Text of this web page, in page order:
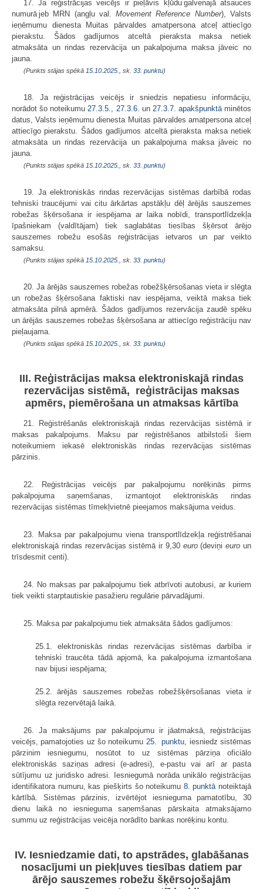
17. Ja reģistrācijas veicējs ir pieļāvis kļūdu galvenajā atsauces
numurā jeb MRN (angļu val.Movement Reference Number), Valsts
ieņēmumu dienesta Muitas pārvaldes amatpersona atceļ attiecīgo
pierakstu. Šādos gadījumos atceltā pieraksta maksa netiek
atmaksāta un rindas rezervācija un pakalpojuma maksa jāveic no
jauna.
(Punkts stājas spēkā 15.10.2025. , sk. 33. punktu)
18. Ja reģistrācijas veicējs ir sniedzis nepatiesu informāciju,
norādot šo noteikumu 27.3.5. 27.3.6. un 27.3.7. apakšpunktāminētos
datus, Valsts ieņēmumu dienesta Muitas pārvaldes amatpersona atceļ
attiecīgo pierakstu. Šādos gadījumos atceltā pieraksta maksa netiek
atmaksāta un rindas rezervācija un pakalpojuma maksa jāveic no
jauna.
(Punkts stājas spēkā 15.10.2025. , sk. 33. punktu)
19. Ja elektroniskās rindas rezervācijas sistēmas darbībā rodas
tehniski traucējumi vai citu ārkārtas apstākļu dēļ ārējās sauszemes
robežas šķērsošana ir iespējama ar laika nobīdi, transportlīdzekļa
īpašniekam (valdītājam) tiek saglabātas tiesības šķērsot ārējo
sauszemes robežu esošās reģistrācijas ietvaros un par veikto
samaksu.
(Punkts stājas spēkā 15.10.2025. , sk. 33. punktu)
20. Ja ārējās sauszemes robežas robežšķērsošanas vieta ir slēgta
un robežas šķērsošana faktiski nav iespējama, veiktā maksa tiek
atmaksāta pilnā apmērā. Šādos gadījumos rezervācija zaudē spēku
un ārējās sauszemes robežas šķērsošana ar attiecīgo reģistrāciju nav
pieļaujama.
(Punkts stājas spēkā 15.10.2025. , sk. 33. punktu)
III. Reģistrācijas maksa elektroniskajā rindas
rezervācijas sistēmā, reģistrācijas maksas
apmērs, piemērošana un atmaksas kārtība
21. Reģistrēšanās elektroniskajā rindas rezervācijas sistēmā ir
maksas pakalpojums. Maksu par reģistrēšanos atbilstoši šiem
noteikumiem iekasē elektroniskās rindas rezervācijas sistēmas
pārzinis.
22. Reģistrācijas veicējs par pakalpojumu norēķinās pirms
pakalpojuma saņemšanas, izmantojot elektroniskās rindas
rezervācijas sistēmas tīmekļvietnē pieejamos maksājuma veidus.
23. Maksa par pakalpojumu viena transportlīdzekļa reģistrēšanai
elektroniskajā rindas rezervācijas sistēmā ir 9,30 euro(deviņieuro un
trīsdesmit centi).
24. No maksas par pakalpojumu tiek atbrīvoti autobusi, ar kuriem
tiek veikti starptautiskie pasažieru regulārie pārvadājumi.
25. Maksa par pakalpojumu tiek atmaksāta šādos gadījumos:
25.1. elektroniskās rindas rezervācijas sistēmas darbība ir
tehniski traucēta tādā apjomā, ka pakalpojuma izmantošana
nav bijusi iespējama;
25.2. ārējās sauszemes robežas robežšķērsošanas vieta ir
slēgta rezervētajā laikā.
26. Ja maksājums par pakalpojumu ir jāatmaksā, reģistrācijas
veicējs, pamatojoties uz šo noteikumu 25. punktu , iesniedz sistēmas
pārzinim iesniegumu, nosūtot to uz sistēmas pārziņa oficiālo
elektroniskās saziņas adresi (e-adresi), e-pastu vai arī ar pasta
sūtījumu uz juridisko adresi. Iesniegumā norāda unikālo reģistrācijas
identifikatora numuru, kas piešķirts šo noteikumu 8. punktā noteiktajā
kārtībā. Sistēmas pārzinis, izvērtējot iesnieguma pamatotību, 30
dienu laikā no iesnieguma saņemšanas pārskaita atmaksājamo
summu uz reģistrācijas veicēja norādīto bankas norēķinu kontu.
IV. Iesniedzamie dati, to apstrādes, glabāšanas
nosacījumi un piekļuves tiesības datiem par
ārējo sauszemes robežu šķērsojošajām